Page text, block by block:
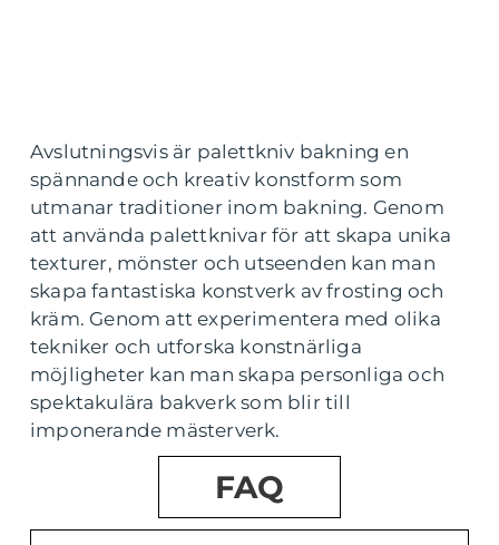
Avslutningsvis är palettkniv bakning en
spännande och kreativ konstform som
utmanar traditioner inom bakning. Genom
att använda palettknivar för att skapa unika
texturer, mönster och utseenden kan man
skapa fantastiska konstverk av frosting och
kräm. Genom att experimentera med olika
tekniker och utforska konstnärliga
möjligheter kan man skapa personliga och
spektakulära bakverk som blir till
imponerande mästerverk.
FAQ